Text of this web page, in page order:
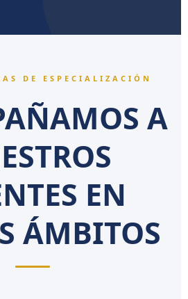
DE ESPECIALIZACIÓN
A
EN
ÁMBITOS